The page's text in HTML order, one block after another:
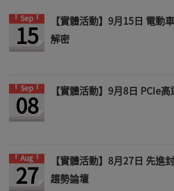
Sep
15
【實體活動】9月15日 電動
解密
Sep
08 【實體活動】9月8日 PCIe
Aug
27
【實體活動】8月27日 先進
趨勢論壇